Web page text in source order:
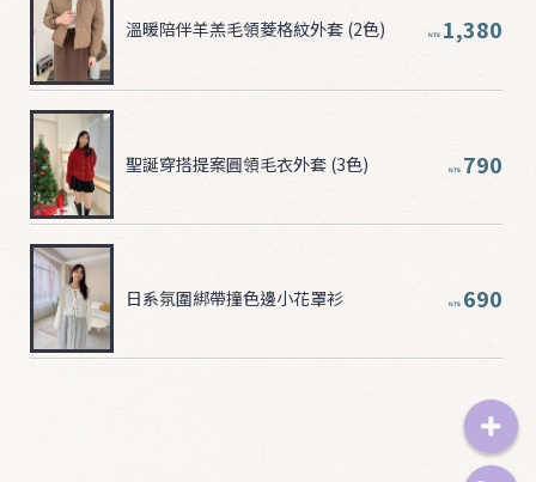
NT$ 1,380
溫暖陪伴羊羔毛領菱格紋外套 (2色)
NT$ 790
聖誕穿搭提案圓領毛衣外套 (3色)
NT$ 690
日系氛圍綁帶撞色邊小花罩衫